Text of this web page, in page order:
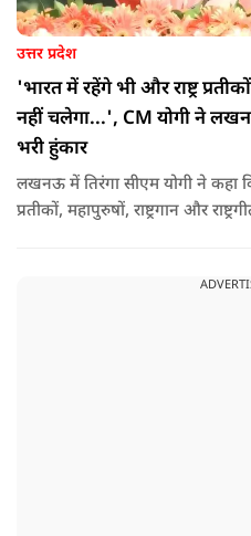
उत्तर प्रदेश
'भारत में रहेंगे भी और राष्ट्र
नहीं चलेगा...', CM योगी ने
भरी हुंकार
लखनऊ में तिरंगा सीएम योगी ने कहा
प्रतीकों, महापुरुषों, राष्ट्रगान और
की हर चुनौती का सामना करने में